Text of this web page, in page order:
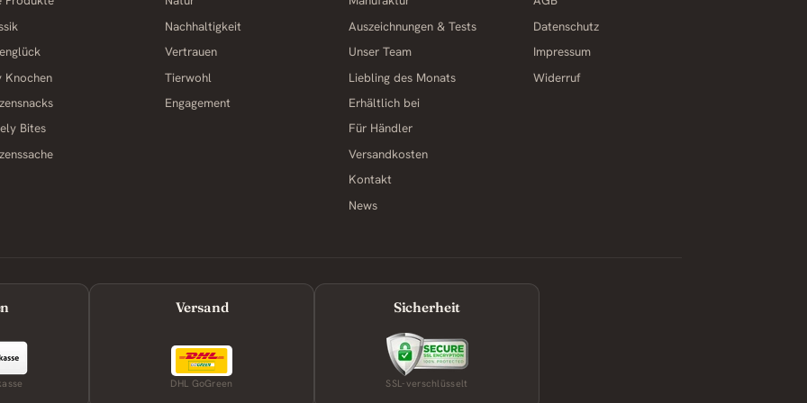
Knochen
Bites
Nachhaltigkeit
Vertrauen
Tierwohl
Engagement
Auszeichnungen & Tests
Unser Team
Liebling des Monats
Erhältlich bei
Für Händler
Versandkosten
Kontakt
News
Datenschutz
Impressum
Widerruf
Versand
DHL GoGreen
Sicherheit
SSL-verschlüsselt